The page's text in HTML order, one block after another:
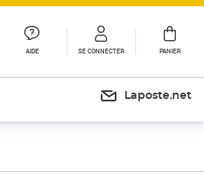
AIDE SE CONNECTER PANIER
Laposte.net